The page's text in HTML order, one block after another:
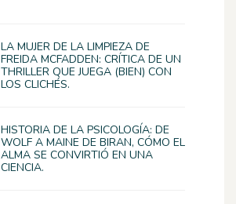
LA MUJER DE LA LIMPIEZA DE
FREIDA MCFADDEN: CRÍTICA DE UN
THRILLER QUE JUEGA (BIEN) CON
LOS CLICHÉS.
HISTORIA DE LA PSICOLOGÍA: DE
WOLF A MAINE DE BIRAN, CÓMO EL
ALMA SE CONVIRTIÓ EN UNA
CIENCIA.